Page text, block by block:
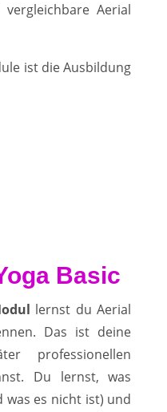
Aerial
ist die Ausbildung
Basic
lernst du Aerial
Das ist deine
professionellen
Du lernst, was
was es nicht ist) und